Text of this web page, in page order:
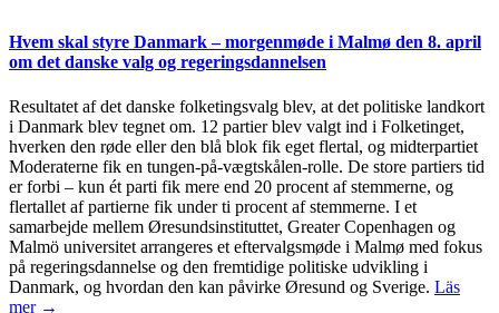
Hvem skal styre Danmark – morgenmøde i Malmø den 8. april
om det danske valg og regeringsdannelsen
Resultatet af det danske folketingsvalg blev, at det politiske landkort
i Danmark blev tegnet om. 12 partier blev valgt ind i Folketinget,
hverken den røde eller den blå blok fik eget flertal, og midterpartiet
Moderaterne fik en tungen-på-vægtskålen-rolle. De store partiers tid
er forbi – kun ét parti fik mere end 20 procent af stemmerne, og
flertallet af partierne fik under ti procent af stemmerne. I et
samarbejde mellem Øresundsinstituttet, Greater Copenhagen og
Malmö universitet arrangeres et eftervalgsmøde i Malmø med fokus
på regeringsdannelse og den fremtidige politiske udvikling i
Danmark, og hvordan den kan påvirke Øresund og Sverige. Läs
mer →